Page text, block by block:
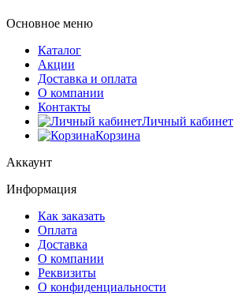
Основное меню
Каталог
Акции
Доставка и оплата
О компании
Контакты
Личный кабинет
Корзина
Аккаунт
Информация
Как заказать
Оплата
Доставка
О компании
Реквизиты
О конфиденциальности